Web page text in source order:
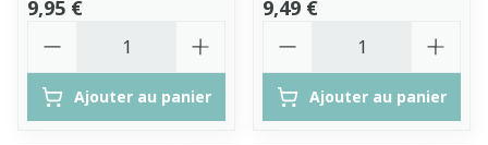
9,95 €
Ajouter au panier
9,49 €
Ajouter au panier